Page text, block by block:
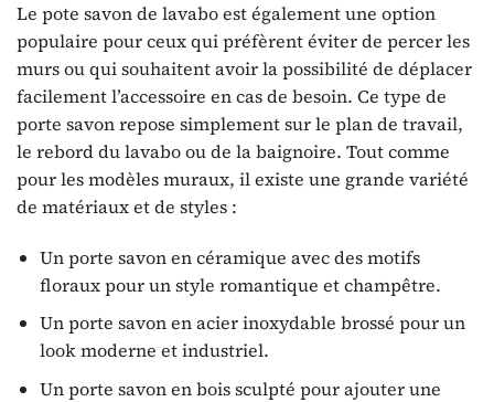
Le pote savon de lavabo est également une option
populaire pour ceux qui préfèrent éviter de percer les
murs ou qui souhaitent avoir la possibilité de déplacer
facilement l’accessoire en cas de besoin. Ce type de
porte savon repose simplement sur le plan de travail,
le rebord du lavabo ou de la baignoire. Tout comme
pour les modèles muraux, il existe une grande variété
de matériaux et de styles :
Un porte savon en céramique avec des motifs
floraux pour un style romantique et champêtre.
Un porte savon en acier inoxydable brossé pour un
look moderne et industriel.
Un porte savon en bois sculpté pour ajouter une